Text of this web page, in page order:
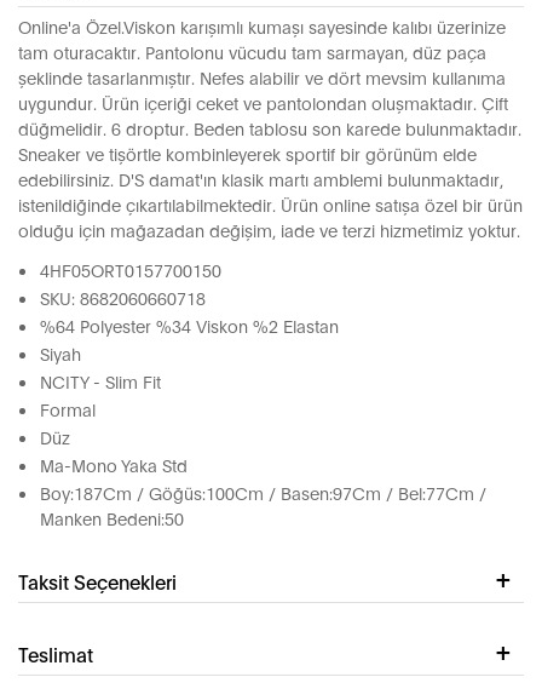
Online'a Özel.Viskon karışımlı kumaşı sayesinde kalıbı üzerinize
tam oturacaktır. Pantolonu vücudu tam sarmayan, düz paça
şeklinde tasarlanmıştır. Nefes alabilir ve dört mevsim kullanıma
uygundur. Ürün içeriği ceket ve pantolondan oluşmaktadır. Çift
düğmelidir. 6 droptur. Beden tablosu son karede bulunmaktadır.
Sneaker ve tişörtle kombinleyerek sportif bir görünüm elde
edebilirsiniz. D'S damat'ın klasik martı amblemi bulunmaktadır,
istenildiğinde çıkartılabilmektedir. Ürün online satışa özel bir ürün
olduğu için mağazadan değişim, iade ve terzi hizmetimiz yoktur.
4HF05ORT0157700150
SKU: 8682060660718
%64 Polyester %34 Viskon %2 Elastan
Siyah
NCITY - Slim Fit
Formal
Düz
Ma-Mono Yaka Std
Boy:187Cm / Göğüs:100Cm / Basen:97Cm / Bel:77Cm /
Manken Bedeni:50
Taksit Seçenekleri
Teslimat